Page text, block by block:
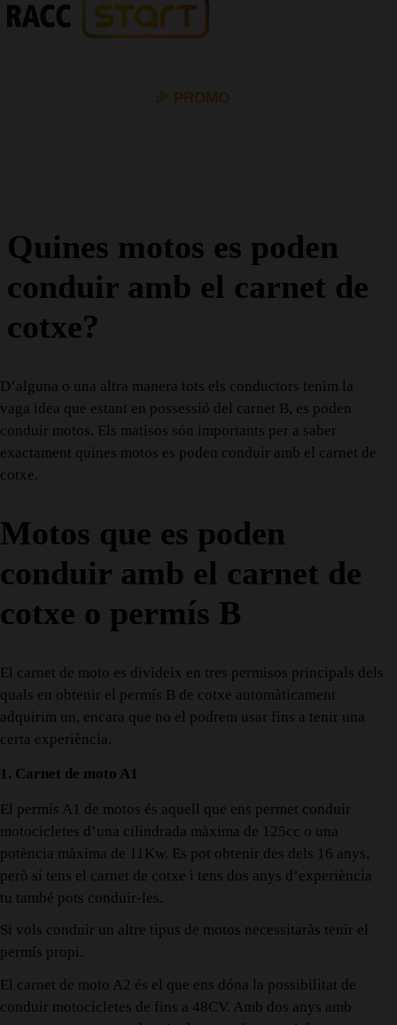
🎉 PROMO
Quines motos es poden
conduir amb el carnet de
cotxe?
D’alguna o una altra manera tots els conductors tenim la
vaga idea que estant en possessió del carnet B, es poden
conduir motos. Els matisos són importants per a saber
exactament quines motos es poden conduir amb el carnet de
cotxe.
Motos que es poden
conduir amb el carnet de
cotxe o permís B
El carnet de moto es divideix en tres permisos principals dels
quals en obtenir el permís B de cotxe automàticament
adquirim un, encara que no el podrem usar fins a tenir una
certa experiència.
1. Carnet de moto A1
El permís A1 de motos és aquell que ens permet conduir
motocicletes d’una cilindrada màxima de 125cc o una
potència màxima de 11Kw. Es pot obtenir des dels 16 anys,
però si tens el carnet de cotxe i tens dos anys d’experiència
tu també pots conduir-les.
Si vols conduir un altre tipus de motos necessitaràs tenir el
permís propi.
El carnet de moto A2 és el que ens dóna la possibilitat de
conduir motocicletes de fins a 48CV. Amb dos anys amb